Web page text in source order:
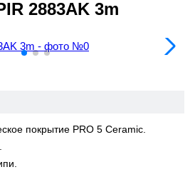
2883AK 3m
покрытие PRO 5 Ceramic.